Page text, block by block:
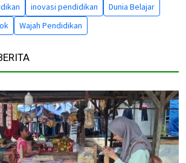
inovasi pendidikan
Dunia Belajar
Wajah Pendidikan